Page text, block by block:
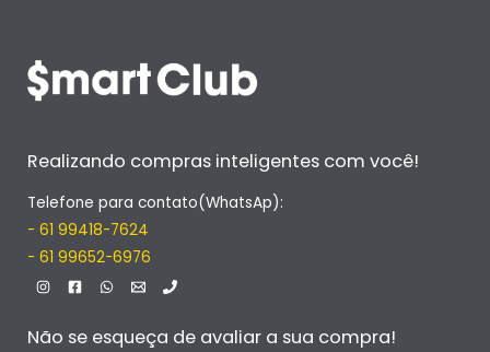
Realizando compras inteligentes com você!
Telefone para contato(WhatsAp):
- 61 99418-7624
- 61 99652-6976
Não se esqueça de avaliar a sua compra!